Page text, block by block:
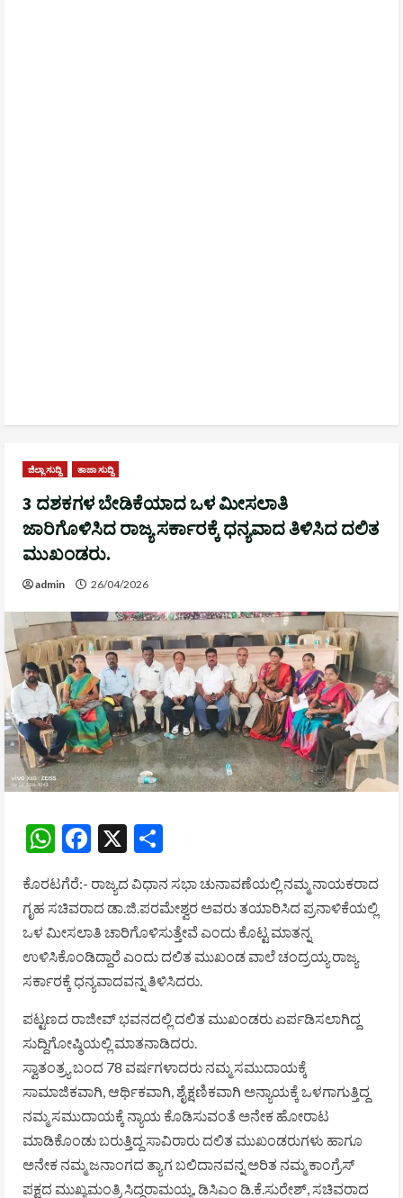
ಜಿಲ್ಲಾ ಸುದ್ದಿ ತಾಜಾ ಸುದ್ದಿ
3 ದಶಕಗಳ ಬೇಡಿಕೆಯಾದ ಒಳ ಮೀಸಲಾತಿ
ಜಾರಿಗೊಳಿಸಿದ ರಾಜ್ಯ ಸರ್ಕಾರಕ್ಕೆ ಧನ್ಯವಾದ ತಿಳಿಸಿದ ದಲಿತ
ಮುಖಂಡರು.
admin 26/04/2026
WhatsApp
Facebook
X
ಕೊರಟಗೆರೆ:- ರಾಜ್ಯದ ವಿಧಾನ ಸಭಾ ಚುನಾವಣೆಯಲ್ಲಿ ನಮ್ಮ ನಾಯಕರಾದ
ಗೃಹ ಸಚಿವರಾದ ಡಾ.ಜಿ.ಪರಮೇಶ್ವರ ಅವರು ತಯಾರಿಸಿದ ಪ್ರನಾಳಿಕೆಯಲ್ಲಿ
ಒಳ ಮೀಸಲಾತಿ ಚಾರಿಗೊಳಿಸುತ್ತೇವೆ ಎಂದು ಕೊಟ್ಟ ಮಾತನ್ನ
ಉಳಿಸಿಕೊಂಡಿದ್ದಾರೆ ಎಂದು ದಲಿತ ಮುಖಂಡ ವಾಲೆ ಚಂದ್ರಯ್ಯ ರಾಜ್ಯ
ಸರ್ಕಾರಕ್ಕೆ ಧನ್ಯವಾದವನ್ನ ತಿಳಿಸಿದರು.
ಪಟ್ಟಣದ ರಾಜೀವ್ ಭವನದಲ್ಲಿ ದಲಿತ ಮುಖಂಡರು ಏರ್ಪಡಿಸಲಾಗಿದ್ದ
ಸುದ್ದಿಗೋಷ್ಠಿಯಲ್ಲಿ ಮಾತನಾಡಿದರು.
ಸ್ವಾತಂತ್ರ್ಯ ಬಂದ 78 ವರ್ಷಗಳಾದರು ನಮ್ಮ ಸಮುದಾಯಕ್ಕೆ
ಸಾಮಾಜಿಕವಾಗಿ, ಆರ್ಥಿಕವಾಗಿ, ಶೈಕ್ಷಣಿಕವಾಗಿ ಅನ್ಯಾಯಕ್ಕೆ ಒಳಗಾಗುತ್ತಿದ್ದ
ನಮ್ಮ ಸಮುದಾಯಕ್ಕೆ ನ್ಯಾಯ ಕೊಡಿಸುವಂತೆ ಅನೇಕ ಹೋರಾಟ
ಮಾಡಿಕೊಂಡು ಬರುತ್ತಿದ್ದ ಸಾವಿರಾರು ದಲಿತ ಮುಖಂಡರುಗಳು ಹಾಗೂ
ಅನೇಕ ನಮ್ಮ ಜನಾಂಗದ ತ್ಯಾಗ ಬಲಿದಾನವನ್ನ ಅರಿತ ನಮ್ಮ ಕಾಂಗ್ರೆಸ್
ಪಕ್ಷದ ಮುಖ್ಯಮಂತ್ರಿ ಸಿದ್ದರಾಮಯ್ಯ, ಡಿಸಿಎಂ ಡಿ.ಕೆ.ಸುರೇಶ್, ಸಚಿವರಾದ